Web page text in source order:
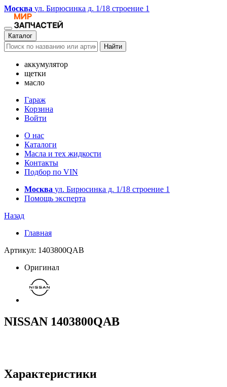
Москва ул. Бирюсинка д. 1/18 строение 1
Каталог
Найти
аккумулятор
щетки
масло
Гараж
Корзина
Войти
О нас
Каталоги
Масла и тех жидкости
Контакты
Подбор по VIN
Москва ул. Бирюсинка д. 1/18 строение 1
Помощь эксперта
Назад
Главная
Артикул: 1403800QAB
Оригинал
NISSAN 1403800QAB
Характеристики